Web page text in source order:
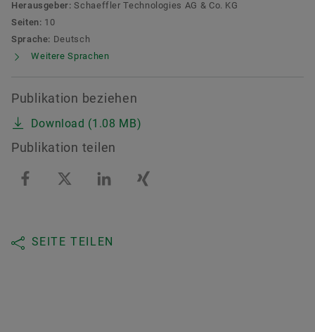
Herausgeber: Schaeffler Technologies AG & Co. KG
Seiten: 10
Sprache: Deutsch
Weitere Sprachen
Publikation beziehen
Download (1.08 MB)
Publikation teilen
SEITE TEILEN